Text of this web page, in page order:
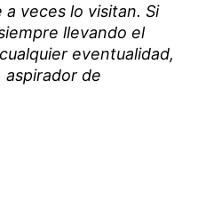
a veces lo visitan. Si
llevando el
eventualidad,
de